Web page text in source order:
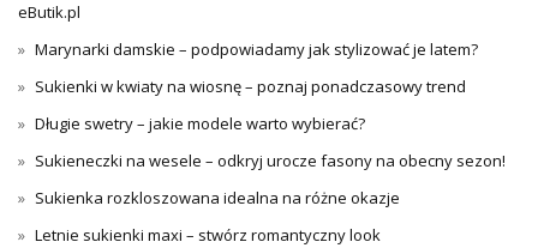
eButik.pl
Marynarki damskie – podpowiadamy jak stylizować je latem?
Sukienki w kwiaty na wiosnę – poznaj ponadczasowy trend
Długie swetry – jakie modele warto wybierać?
Sukieneczki na wesele – odkryj urocze fasony na obecny sezon!
Sukienka rozkloszowana idealna na różne okazje
Letnie sukienki maxi – stwórz romantyczny look